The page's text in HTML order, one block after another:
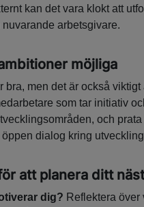
kan det vara klokt att
arbetsgivare.
möjliga
bra, men det är också
som tar initiativ
och
dialog kring
att planera ditt
dig? Reflektera